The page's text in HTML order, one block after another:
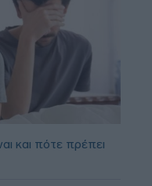
και πότε πρέπει